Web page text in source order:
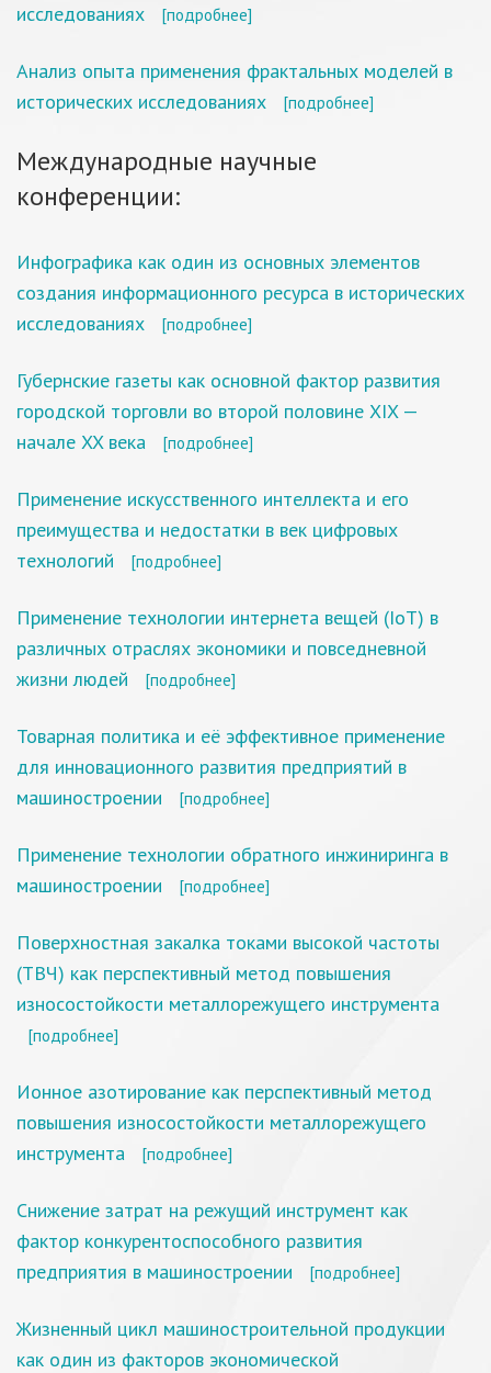
исследованиях
[подробнее]
Анализ опыта применения фрактальных моделей в
исторических исследованиях
[подробнее]
Международные научные
конференции:
Инфографика как один из основных элементов
создания информационного ресурса в исторических
исследованиях
[подробнее]
Губернские газеты как основной фактор развития
городской торговли во второй половине XIX —
начале XX века
[подробнее]
Применение искусственного интеллекта и его
преимущества и недостатки в век цифровых
технологий
[подробнее]
Применение технологии интернета вещей (IoT) в
различных отраслях экономики и повседневной
жизни людей
[подробнее]
Товарная политика и её эффективное применение
для инновационного развития предприятий в
машиностроении
[подробнее]
Применение технологии обратного инжиниринга в
машиностроении
[подробнее]
Поверхностная закалка токами высокой частоты
(ТВЧ) как перспективный метод повышения
износостойкости металлорежущего инструмента
[подробнее]
Ионное азотирование как перспективный метод
повышения износостойкости металлорежущего
инструмента
[подробнее]
Снижение затрат на режущий инструмент как
фактор конкурентоспособного развития
предприятия в машиностроении
[подробнее]
Жизненный цикл машиностроительной продукции
как один из факторов экономической